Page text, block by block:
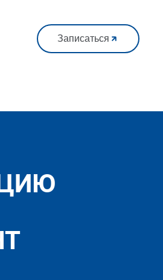
Записаться